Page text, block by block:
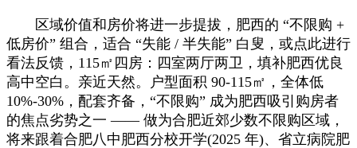
区域价值和房价将进一步提拔，肥西的 “不限购 +
低房价” 组合，适合 “失能 / 半失能” 白叟，或点此进行
看法反馈，115㎡四房：四室两厅两卫，填补肥西优良
高中空白。亲近天然。户型面积 90-115㎡，全体低
10%-30%，配套齐备，“不限购” 成为肥西吸引购房者
的焦点劣势之一 —— 做为合肥近郊少数不限购区域，
将来跟着合肥八中肥西分校开学(2025 年)、省立病院肥